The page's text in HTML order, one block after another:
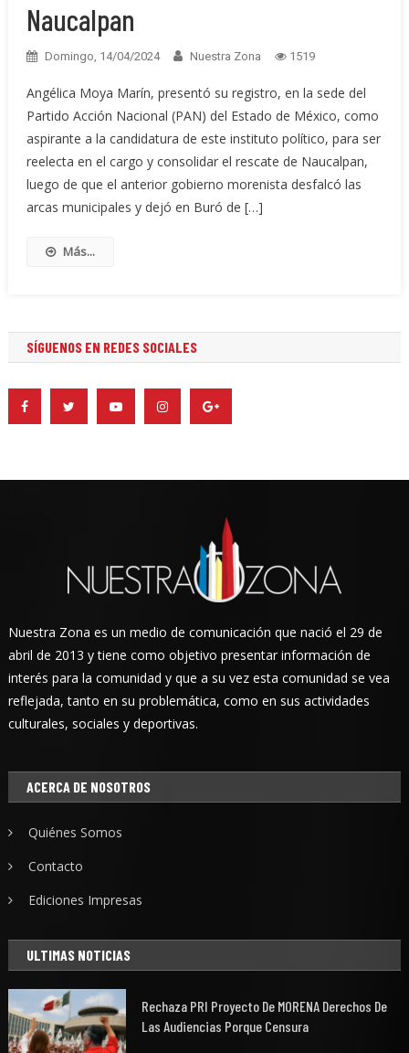
Naucalpan
Domingo, 14/04/2024 Nuestra Zona 1519
Angélica Moya Marín, presentó su registro, en la sede del
Partido Acción Nacional (PAN) del Estado de México, como
aspirante a la candidatura de este instituto político, para ser
reelecta en el cargo y consolidar el rescate de Naucalpan,
luego de que el anterior gobierno morenista desfalcó las
arcas municipales y dejó en Buró de […]
Más...
SÍGUENOS EN REDES SOCIALES
Nuestra Zona es un medio de comunicación que nació el 29 de
abril de 2013 y tiene como objetivo presentar información de
interés para la comunidad y que a su vez esta comunidad se vea
reflejada, tanto en su problemática, como en sus actividades
culturales, sociales y deportivas.
ACERCA DE NOSOTROS
Quiénes Somos
Contacto
Ediciones Impresas
ULTIMAS NOTICIAS
Rechaza PRI Proyecto De MORENA Derechos De
Las Audiencias Porque Censura